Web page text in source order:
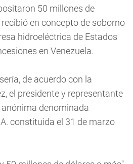
50 millones de
en concepto de soborno
hidroeléctrica de Estados
en Venezuela.
de acuerdo con la
el presidente y representante
denominada
constituida el 31 de marzo